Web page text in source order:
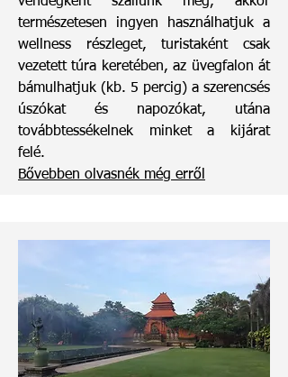
természetesen ingyen használhatjuk a
wellness részleget, turistaként csak
vezetett túra keretében, az üvegfalon át
bámulhatjuk (kb. 5 percig) a szerencsés
úszókat és napozókat, utána
továbbtessékelnek minket a kijárat
felé.
Bővebben olvasnék még erről